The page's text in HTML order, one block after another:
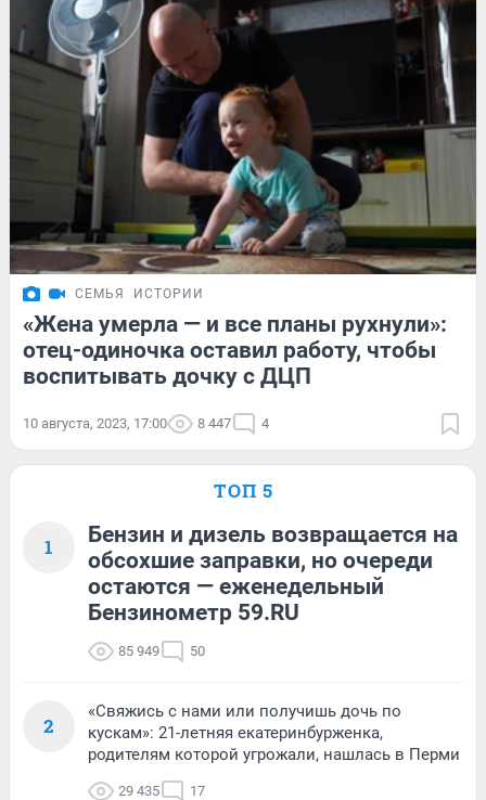
СЕМЬЯ ИСТОРИИ
«Жена умерла — и все планы рухнули»:
отец-одиночка оставил работу, чтобы
воспитывать дочку с ДЦП
10 августа, 2023, 17:00 8 447 4
ТОП 5
1
Бензин и дизель возвращается на
обсохшие заправки, но очереди
остаются — еженедельный
Бензинометр 59.RU
85 949 50
2
«Свяжись с нами или получишь дочь по
кускам»: 21-летняя екатеринбурженка,
родителям которой угрожали, нашлась в Перми
29 435 17